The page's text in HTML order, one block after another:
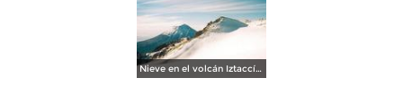
Nieve en el volcán Iztaccíhuatl